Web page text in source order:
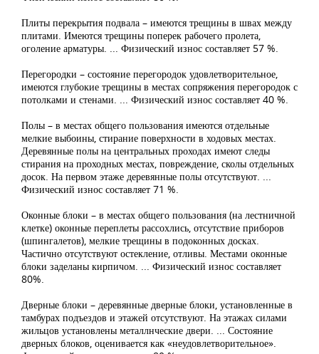
Плиты перекрытия подвала – имеются трещины в швах между
плитами. Имеются трещины поперек рабочего пролета,
оголение арматуры. ... Физический износ составляет 57 %.
Перегородки – состояние перегородок удовлетворительное,
имеются глубокие трещины в местах сопряжения перегородок с
потолками и стенами. ... Физический износ составляет 40 %.
Полы – в местах общего пользования имеются отдельные
мелкие выбоины, стирание поверхности в ходовых местах.
Деревянные полы на центральных проходах имеют следы
стирания на проходных местах, повреждение, сколы отдельных
досок. На первом этаже деревянные полы отсутствуют. ...
Физический износ составляет 71 %.
Оконные блоки – в местах общего пользования (на лестничной
клетке) оконные переплеты рассохлись, отсутствие приборов
(шпингалетов), мелкие трещины в подоконных досках.
Частично отсутствуют остекление, отливы. Местами оконные
блоки заделаны кирпичом. ... Физический износ составляет
80%.
Дверные блоки – деревянные дверные блоки, установленные в
тамбурах подъездов и этажей отсутствуют. На этажах силами
жильцов установлены металлнческие двери. ... Состояние
дверных блоков, оценивается как «неудовлетворительное».